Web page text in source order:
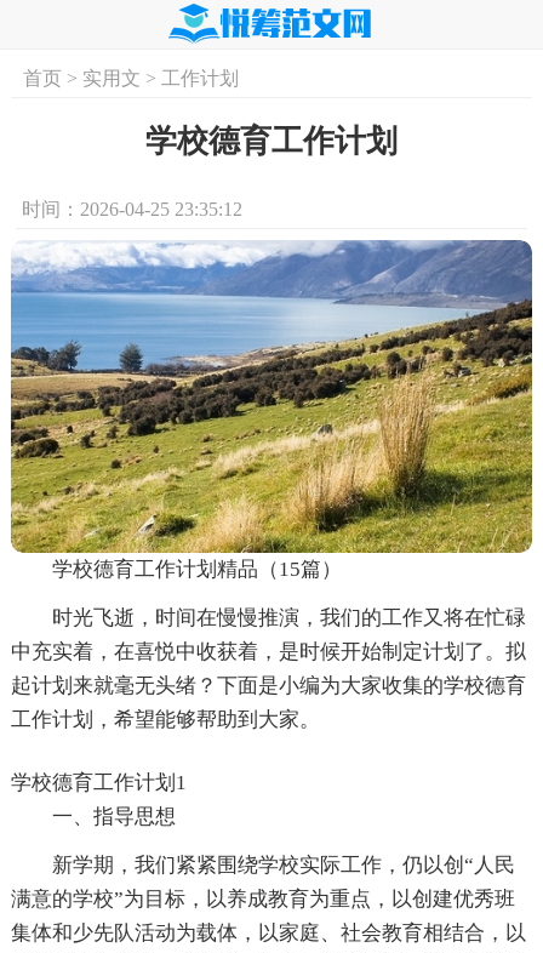
首页 实用文
首页> 实用文 > 工作计划
学校德育工作计划
时间：2026-04-25 23:35:12
学校德育工作计划精品（15篇）
时光飞逝，时间在慢慢推演，我们的工作又将在忙碌
中充实着，在喜悦中收获着，是时候开始制定计划了。拟
起计划来就毫无头绪？下面是小编为大家收集的学校德育
工作计划，希望能够帮助到大家。
学校德育工作计划1
一、指导思想
新学期，我们紧紧围绕学校实际工作，仍以创“人民
满意的学校”为目标，以养成教育为重点，以创建优秀班
集体和少先队活动为载体，以家庭、社会教育相结合，以